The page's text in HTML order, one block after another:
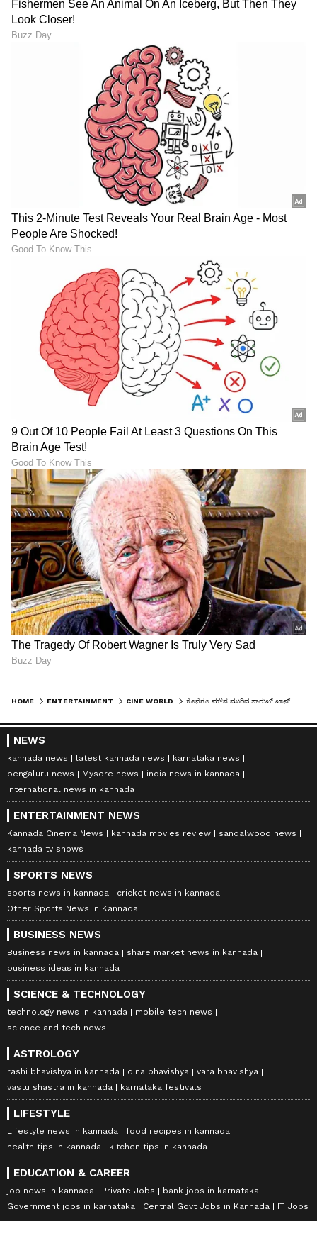
HOME ENTERTAINMENT CINE WORLD
NEWS
kannada news latest kannada news
karnataka news
bengaluru news
Mysore news
india news in kannada
international news in kannada
ENTERTAINMENT NEWS
Kannada Cinema News kannada movies review
sandalwood news
kannada tv shows
SPORTS NEWS
sports news in kannada
cricket news in kannada
Other Sports News in Kannada
BUSINESS NEWS
Business news in kannada
share market news in kannada
business ideas in kannada
SCIENCE & TECHNOLOGY
technology news in kannada
mobile tech news
science and tech news
ASTROLOGY
rashi bhavishya in kannada dina bhavishya
vara bhavishya
vastu shastra in kannada
karnataka festivals
LIFESTYLE
Lifestyle news in kannada
food recipes in kannada
health tips in kannada
kitchen tips in kannada
EDUCATION & CAREER
job news in kannada Private Jobs
bank jobs in karnataka
Government jobs in karnataka
Central Govt Jobs in Kannada IT Jobs